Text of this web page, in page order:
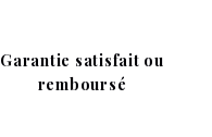
Garantie satisfait ou
remboursé